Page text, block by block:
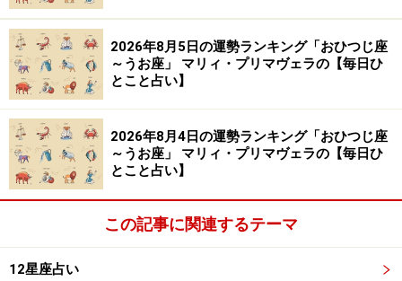
2026年8月5日の運勢ランキング「おひつじ座
～うお座」 マリィ・プリマヴェラの【毎日ひ
とこと占い】
2026年8月4日の運勢ランキング「おひつじ座
～うお座」 マリィ・プリマヴェラの【毎日ひ
とこと占い】
この記事に関連するテーマ
12星座占い